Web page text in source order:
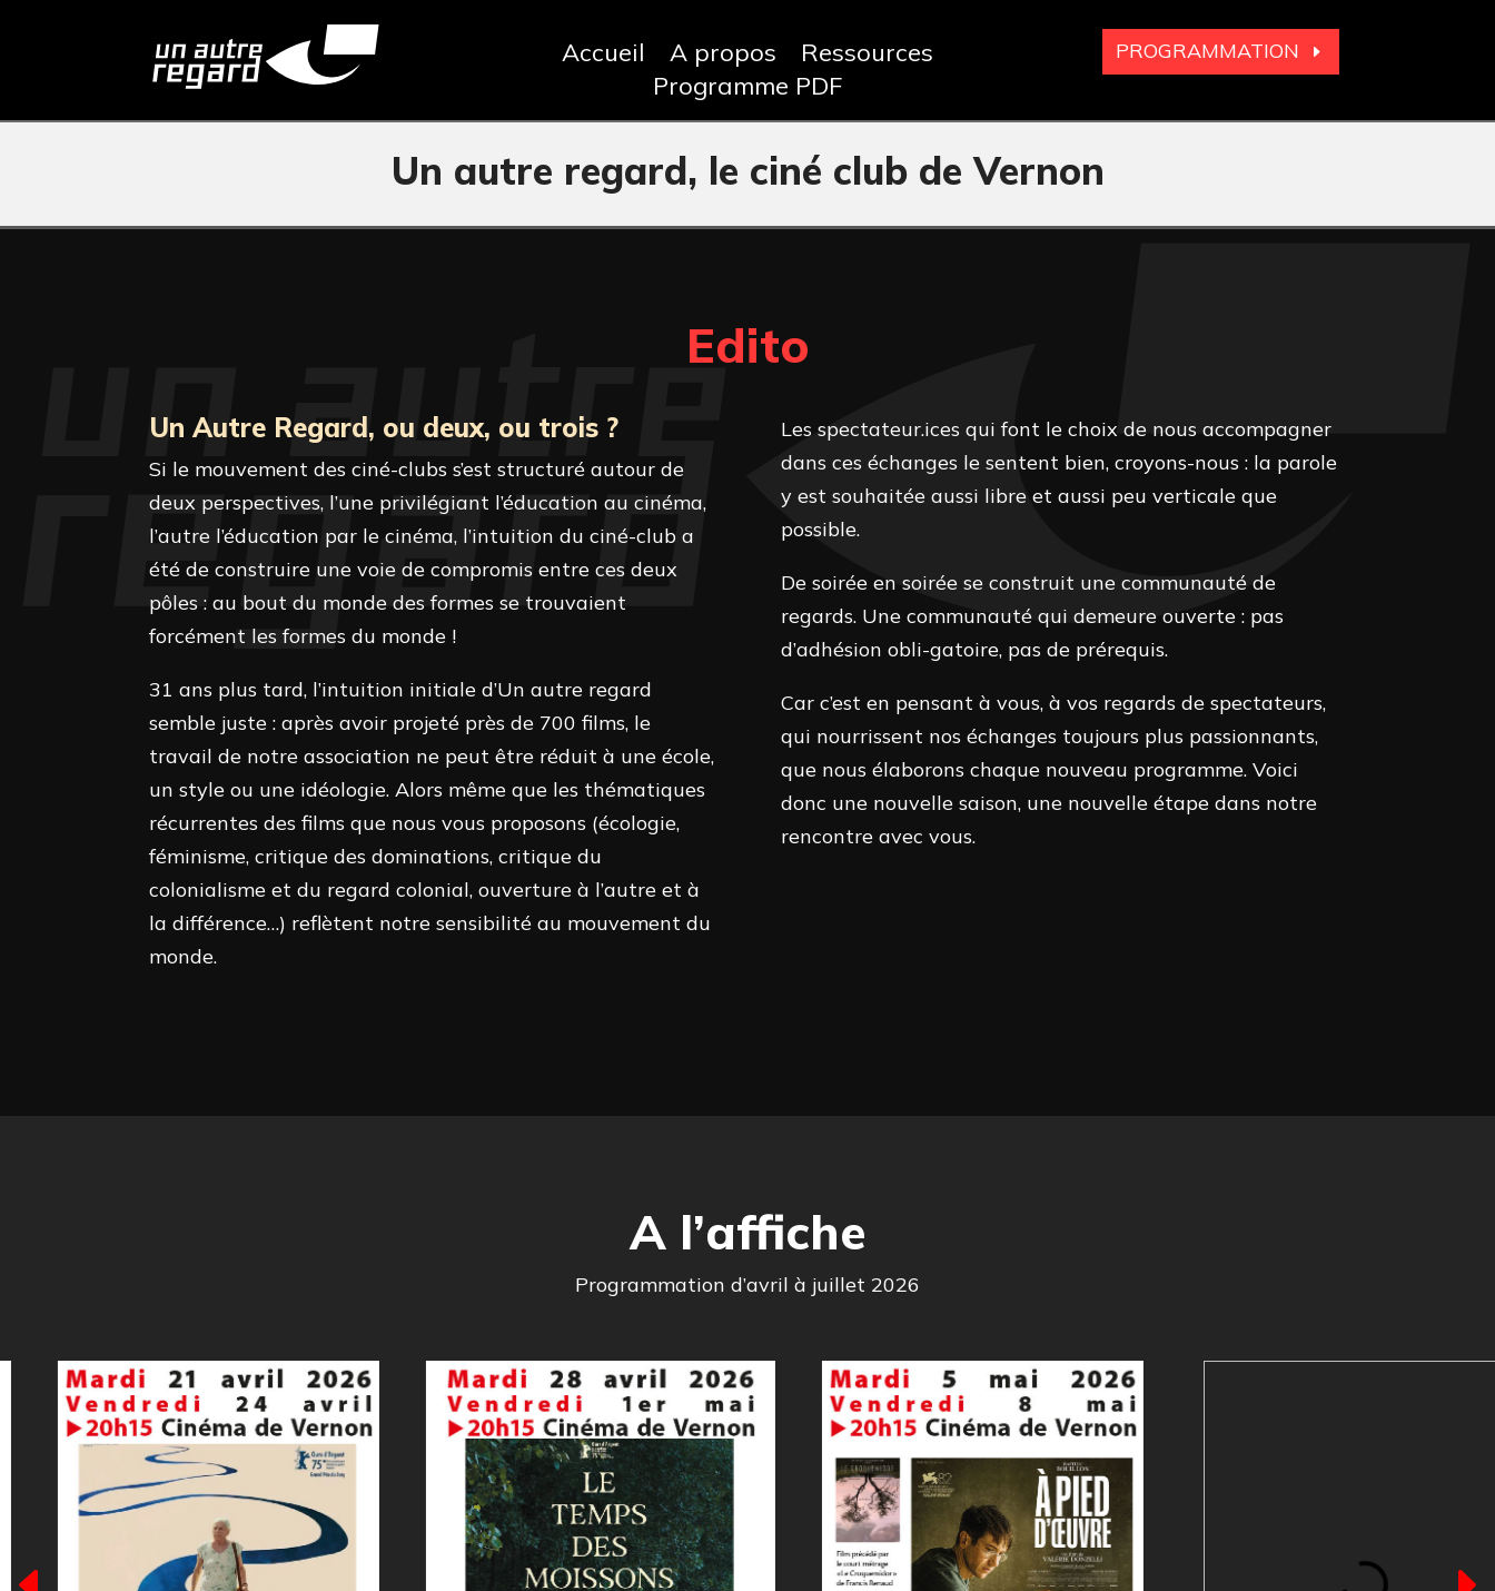
Accueil A propos
Ressources
Programme PDF
PROGRAMMATION
Un autre regard, le ciné club de Vernon
Edito
Un Autre Regard, ou deux, ou trois ?
Si le mouvement des ciné-clubs s’est structuré autour de
deux perspectives, l’une privilégiant l’éducation au cinéma,
l’autre l’éducation par le cinéma, l’intuition du ciné-club a
été de construire une voie de compromis entre ces deux
pôles : au bout du monde des formes se trouvaient
forcément les formes du monde !
31 ans plus tard, l’intuition initiale d’Un autre regard
semble juste : après avoir projeté près de 700 films, le
travail de notre association ne peut être réduit à une école,
un style ou une idéologie. Alors même que les thématiques
récurrentes des films que nous vous proposons (écologie,
féminisme, critique des dominations, critique du
colonialisme et du regard colonial, ouverture à l’autre et à
la différence…) reflètent notre sensibilité au mouvement du
monde.
Les spectateur.ices qui font le choix de nous accompagner
dans ces échanges le sentent bien, croyons-nous : la parole
y est souhaitée aussi libre et aussi peu verticale que
possible.
De soirée en soirée se construit une communauté de
regards. Une communauté qui demeure ouverte : pas
d’adhésion obli-gatoire, pas de prérequis.
Car c’est en pensant à vous, à vos regards de spectateurs,
qui nourrissent nos échanges toujours plus passionnants,
que nous élaborons chaque nouveau programme. Voici
donc une nouvelle saison, une nouvelle étape dans notre
rencontre avec vous.
A l’affiche
Programmation d’avril à juillet 2026